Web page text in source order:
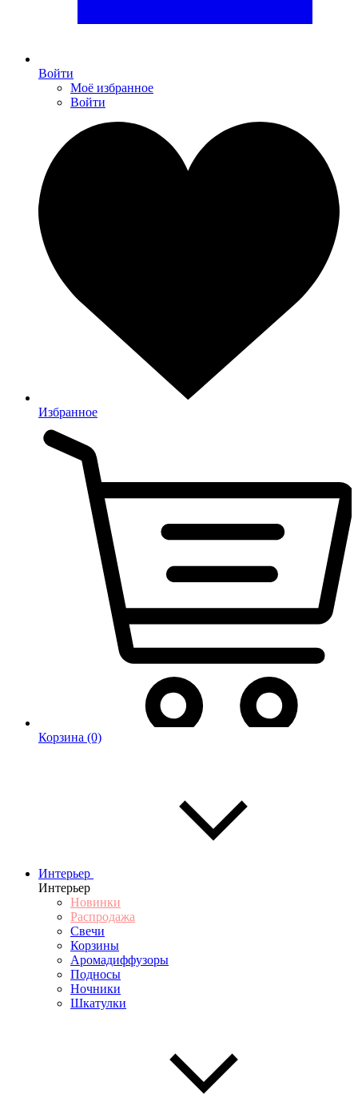
Войти
Моё избранное
Войти
Избранное
Корзина (0)
Интерьер
Интерьер
Новинки
Распродажа
Свечи
Корзины
Аромадиффузоры
Подносы
Ночники
Шкатулки